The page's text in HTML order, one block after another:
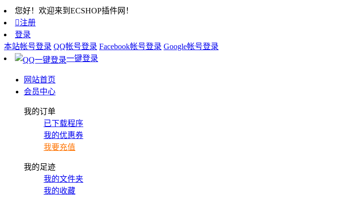
您好！欢迎来到ECSHOP插件网！
注册
登录
本站帐号登录 QQ帐号登录 Facebook帐号登录 Google帐号登录
一键登录
网站首页
会员中心
我的订单
已下载程序
我的优惠券
我要充值
我的足迹
我的文件夹
我的收藏